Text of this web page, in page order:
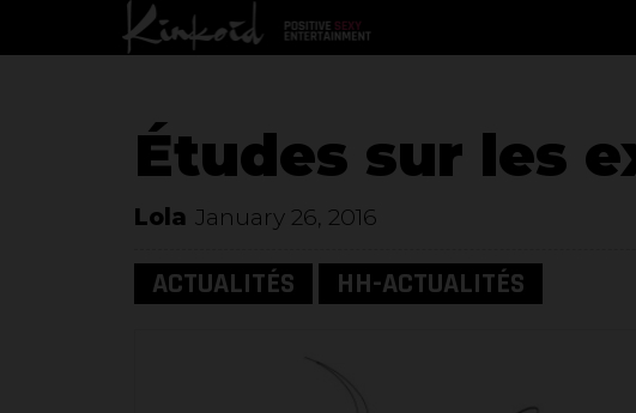
Études sur les
Lola January 26, 2016
ACTUALITÉS HH-ACTUALITÉS